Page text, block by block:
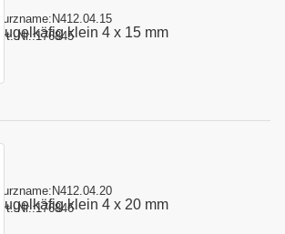
Kugelkäfig klein 4 x 15 mm
Kurzname: N412.04.15
Art.-Nr.:176845
Kugelkäfig klein 4 x 20 mm
Kurzname: N412.04.20
Art.-Nr.:176846